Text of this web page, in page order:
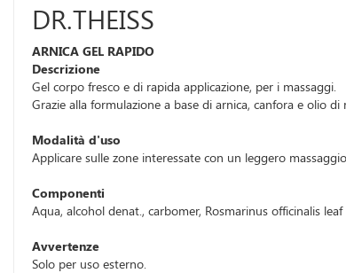
DR.THEISS
ARNICA GEL RAPIDO
Descrizione
Gel corpo fresco e di rapida applicazione, per i massaggi.
Grazie alla formulazione a base di arnica, canfora e olio
Modalità d'uso
Applicare sulle zone interessate con un leggero
Componenti
Aqua, alcohol denat., carbomer, Rosmarinus officinalis
Avvertenze
Solo per uso esterno.